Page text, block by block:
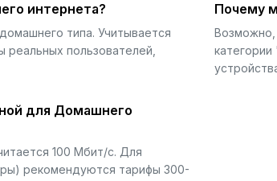
интернета?
типа. Учитывается
реальных пользователей,
Почему
для Домашнего
100 Мбит/с. Для
рекомендуются тарифы 300-